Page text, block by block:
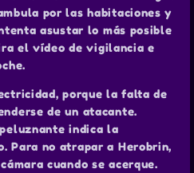
por las habitaciones y
asustar lo más posible
el vídeo de vigilancia e
porque la falta de
de un atacante.
indica la
Para no atrapar a Herobrin,
cuando se acerque.